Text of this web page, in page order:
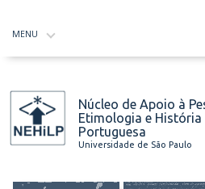
MENU
Núcleo de Apoio à
Etimologia e História
Portuguesa
Universidade de São Paulo